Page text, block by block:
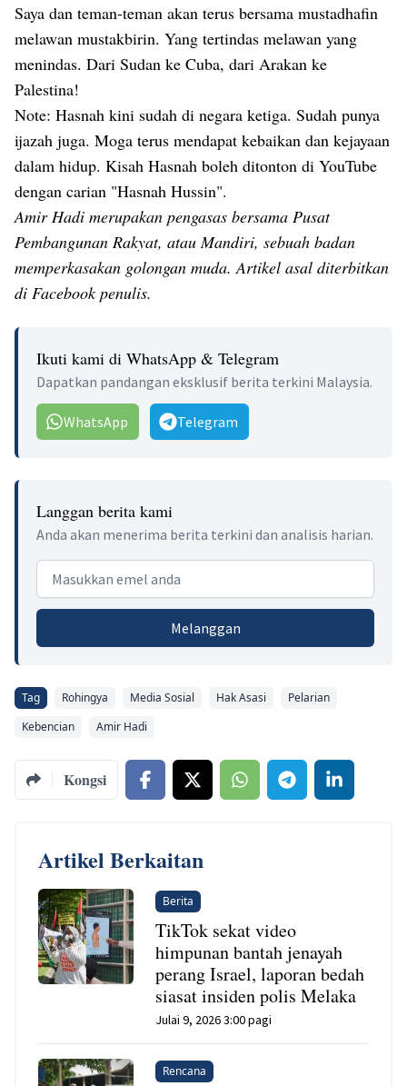
Saya dan teman-teman akan terus bersama mustadhafin
melawan mustakbirin. Yang tertindas melawan yang
menindas. Dari Sudan ke Cuba, dari Arakan ke
Palestina!
Note: Hasnah kini sudah di negara ketiga. Sudah punya
ijazah juga. Moga terus mendapat kebaikan dan kejayaan
dalam hidup. Kisah Hasnah boleh ditonton di YouTube
dengan carian "Hasnah Hussin".
Amir Hadi merupakan pengasas bersama Pusat
Pembangunan Rakyat, atau Mandiri, sebuah badan
memperkasakan golongan muda. Artikel asal diterbitkan
di Facebook penulis.
Ikuti kami di WhatsApp & Telegram
Dapatkan pandangan eksklusif berita terkini Malaysia.
WhatsApp Telegram
Langgan berita kami
Anda akan menerima berita terkini dan analisis harian.
Email address
Melanggan
Tag Rohingya Media Sosial Hak Asasi
Pelarian
Kebencian
Amir Hadi
Kongsi
Artikel Berkaitan
Berita
TikTok sekat video
himpunan bantah jenayah
perang Israel, laporan bedah
siasat insiden polis Melaka
Julai 9, 2026 3:00 pagi
Rencana